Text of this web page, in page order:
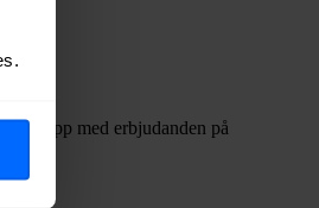
dykt upp med erbjudanden på